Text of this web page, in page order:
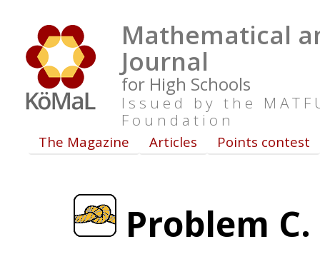
Mathematical
Journal
for High Schools
Issued by the
Foundation
The Magazine Articles Points contest
Problem